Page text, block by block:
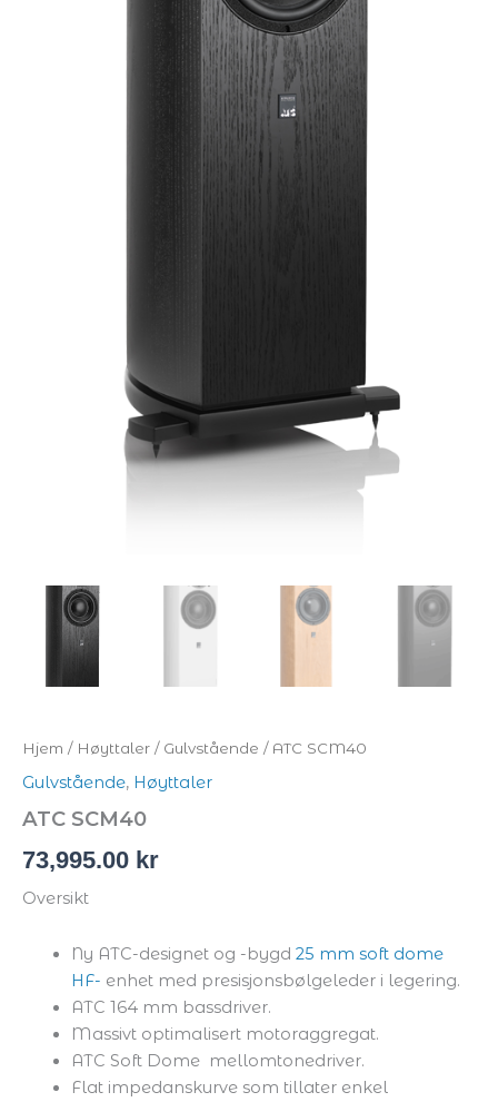
Hjem / Høyttaler / Gulvstående / ATC SCM40
Gulvstående, Høyttaler
ATC SCM40
73,995.00 kr
Oversikt
Ny ATC-designet og -bygd 25 mm soft dome
HF- enhet med presisjonsbølgeleder i legering.
ATC 164 mm bassdriver.
Massivt optimalisert motoraggregat.
ATC Soft Dome mellomtonedriver.
Flat impedanskurve som tillater enkel